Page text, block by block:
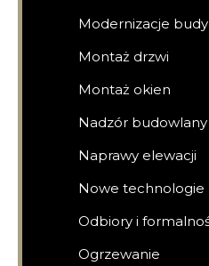
Modernizacje
Montaż drzwi
Montaż okien
Nadzór budowlany
Naprawy elewacji
Nowe technologie
Odbiory i
Ogrzewanie